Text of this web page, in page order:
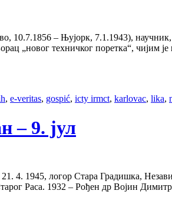
– Њујорк, 7.1.1943),
„новог техничког поретка“,
, e-veritas, gospić, icty irmct, karlovac, lika,
– 9. јул
1945, логор Стара Градишка,
Раса. 1932 – Рођен др Војин